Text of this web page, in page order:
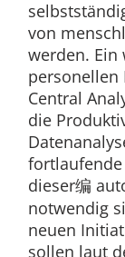
von
werden. Ein
personellen
Central
die
dieser编
notwendig
neuen
sollen laut